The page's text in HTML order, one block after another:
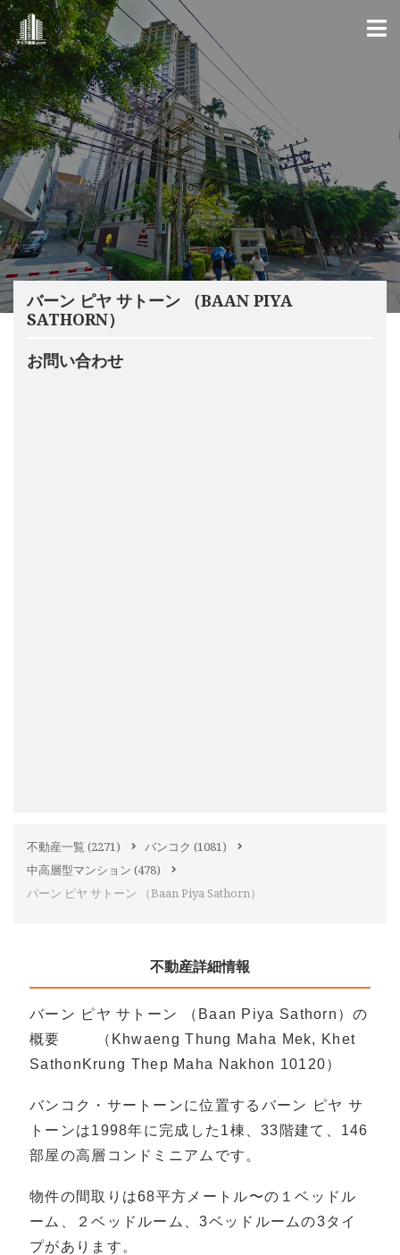
バーン ピヤ サトーン （BAAN PIYA
SATHORN）
お問い合わせ
不動産一覧 (2271) バンコク (1081)
中高層型マンション (478)
バーン ピヤ サトーン （Baan Piya Sathorn）
不動産詳細情報
バーン ピヤ サトーン （Baan Piya Sathorn）の
概要 （Khwaeng Thung Maha Mek, Khet
SathonKrung Thep Maha Nakhon 10120）
バンコク・サートーンに位置するバーン ピヤ サ
トーンは1998年に完成した1棟、33階建て、146
部屋の高層コンドミニアムです。
物件の間取りは68平方メートル〜の１ベッドル
ーム、２ベッドルーム、3ベッドルームの3タイ
プがあります。